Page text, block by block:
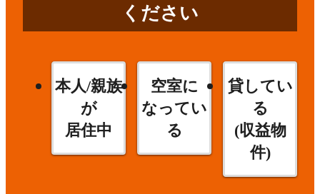
ください
本人/親族
が
居住中
空室に
なってい
る
貸してい
る
(収益物
件)